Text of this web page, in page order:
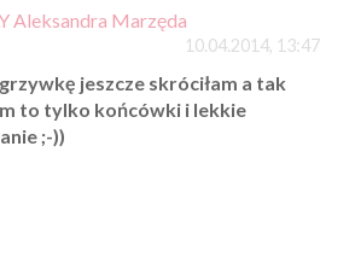
Aleksandra Marzęda
10.04.2014, 13:47
jeszcze skróciłam a tak
to tylko końcówki i lekkie
;-))